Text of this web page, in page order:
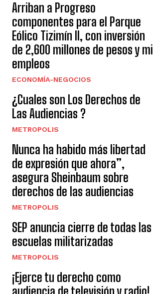
Arriban a Progreso
componentes para el Parque
Eólico Tizimín II, con inversión
de 2,600 millones de pesos y mil
empleos
ECONOMÍA-NEGOCIOS
¿Cuales son Los Derechos de
Las Audiencias ?
METROPOLIS
Nunca ha habido más libertad
de expresión que ahora”,
asegura Sheinbaum sobre
derechos de las audiencias
METROPOLIS
SEP anuncia cierre de todas las
escuelas militarizadas
METROPOLIS
¡Ejerce tu derecho como